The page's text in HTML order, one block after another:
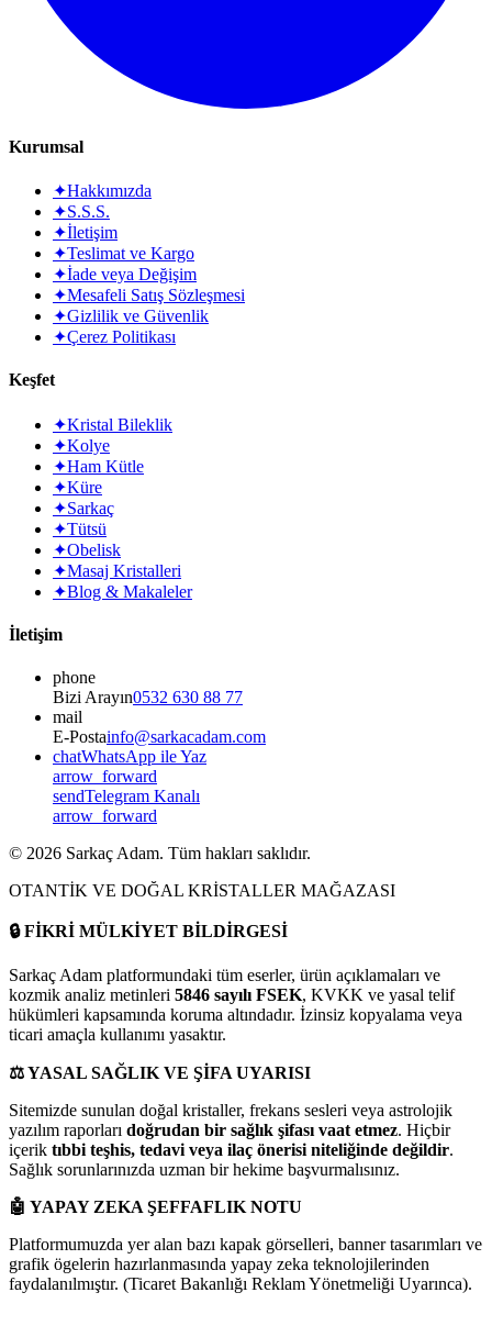
Kurumsal
✦Hakkımızda
✦S.S.S.
✦İletişim
✦Teslimat ve Kargo
✦İade veya Değişim
✦Mesafeli Satış Sözleşmesi
✦Gizlilik ve Güvenlik
✦Çerez Politikası
Keşfet
✦Kristal Bileklik
✦Kolye
✦Ham Kütle
✦Küre
✦Sarkaç
✦Tütsü
✦Obelisk
✦Masaj Kristalleri
✦Blog & Makaleler
İletişim
phone
Bizi Arayın0532 630 88 77
mail
E-Postainfo@sarkacadam.com
chatWhatsApp ile Yaz
arrow_forward
sendTelegram Kanalı
arrow_forward
© 2026 Sarkaç Adam. Tüm hakları saklıdır.
OTANTİK VE DOĞAL KRİSTALLER MAĞAZASI
🔒FİKRİ MÜLKİYET BİLDİRGESİ
Sarkaç Adam platformundaki tüm eserler, ürün açıklamaları ve
kozmik analiz metinleri 5846 sayılı FSEK, KVKK ve yasal telif
hükümleri kapsamında koruma altındadır. İzinsiz kopyalama veya
ticari amaçla kullanımı yasaktır.
⚖️YASAL SAĞLIK VE ŞİFA UYARISI
Sitemizde sunulan doğal kristaller, frekans sesleri veya astrolojik
yazılım raporları doğrudan bir sağlık şifası vaat etmez. Hiçbir
içerik tıbbi teşhis, tedavi veya ilaç önerisi niteliğinde değildir.
Sağlık sorunlarınızda uzman bir hekime başvurmalısınız.
🤖 YAPAY ZEKA ŞEFFAFLIK NOTU
Platformumuzda yer alan bazı kapak görselleri, banner tasarımları ve
grafik ögelerin hazırlanmasında yapay zeka teknolojilerinden
faydalanılmıştır. (Ticaret Bakanlığı Reklam Yönetmeliği Uyarınca).